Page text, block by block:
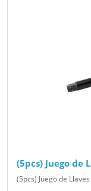
(5pcs) Juego de
(5pcs) Juego de